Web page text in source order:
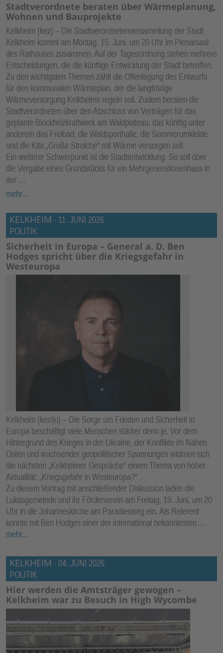
Stadtverordnete beraten über Wärmeplanung,
Wohnen und Bauprojekte
Kelkheim (kez) – Die Stadtverordnetenversammlung der Stadt
Kelkheim kommt am Montag, 15. Juni, um 20 Uhr im Plenarsaal
des Rathauses zusammen. Auf der Tagesordnung stehen mehrere
Entscheidungen, die die künftige Entwicklung der Stadt betreffen.
Zu den wichtigsten Themen zählt die Offenlegung des Entwurfs
für den kommunalen Wärmeplan, der die langfristige
Wärmeversorgung Kelkheims regeln soll. Zudem beraten die
Stadtverordneten über den Abschluss von Verträgen für das
geplante Blockheizkraftwerk am Waldplateau, das künftig unter
anderem das Freibad, die Waldsporthalle, die Sommerumkleide
und die Kita „Große Strolche“ mit Wärme versorgen soll.
Ein weiterer Schwerpunkt ist die Stadtentwicklung. So soll über
die Vergabe eines Grundstücks für ein Mehrgenerationenhaus in
der …
mehr...
KELKHEIM - 11. JUNI 2026
POLITIK
Sicherheit in Europa – General a. D. Ben
Hodges spricht über die Kriegsgefahr in
Westeuropa
Kelkheim (kez/ju) – Die Sorge um Frieden und Sicherheit in
Europa beschäftigt viele Menschen stärker denn je. Vor dem
Hintergrund des Krieges in der Ukraine, der Konflikte im Nahen
Osten und wachsender geopolitischer Spannungen widmen sich
die nächsten „Kelkheimer Gespräche“ einem Thema von hoher
Aktualität: „Kriegsgefahr in Westeuropa?“
Zu diesem Vortrag mit anschließender Diskussion laden die
Lukasgemeinde und ihr Förderverein am Freitag, 19. Juni, um 20
Uhr in die Johanneskirche am Paradiesweg ein. Als Referent
konnte mit Ben Hodges einer der international bekanntesten …
mehr...
KELKHEIM - 04. JUNI 2026
POLITIK
Hier werden die Amtsträger gewogen –
Kelkheim war zu Besuch in High Wycombe